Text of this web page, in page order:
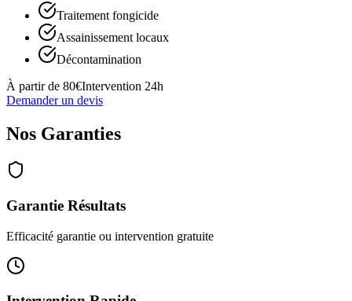
Traitement fongicide
Assainissement locaux
Décontamination
À partir de 80€Intervention 24h
Demander un devis
Nos Garanties
Garantie Résultats
Efficacité garantie ou intervention gratuite